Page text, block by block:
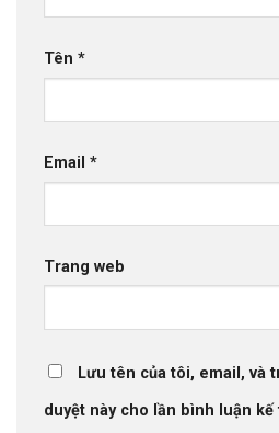
Tên *
Email *
Trang web
Lưu tên của tôi, email, và
duyệt này cho lần bình luận kế